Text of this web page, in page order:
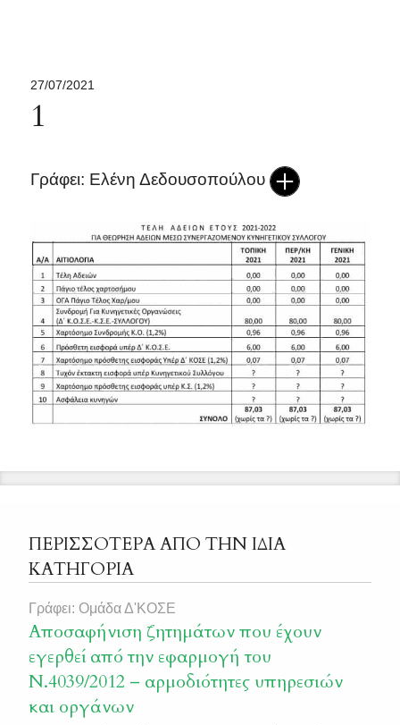
27/07/2021
1
Γράφει: Ελένη Δεδουσοπούλου
ΠΕΡΙΣΣΟΤΕΡΑ ΑΠΟ ΤΗΝ ΙΔΙΑ
ΚΑΤΗΓΟΡΙΑ
Γράφει: Ομάδα Δ'ΚΟΣΕ
Αποσαφήνιση ζητημάτων που έχουν
εγερθεί από την εφαρμογή του
Ν.4039/2012 – αρμοδιότητες υπηρεσιών
και οργάνων